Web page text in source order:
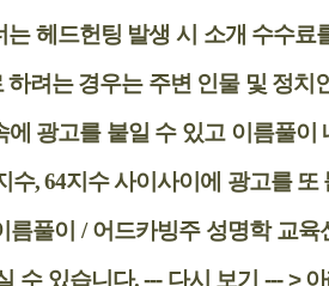
는 헤드헌팅 발생 시 소개 수수
려는 경우는 주변 인물 및 정
광고를 붙일 수 있고 이름풀
수, 64지수 사이사이에 광고를
름풀이 / 어드카빙주 성명학 교
수 있습니다.--- 다시 보기 --- >